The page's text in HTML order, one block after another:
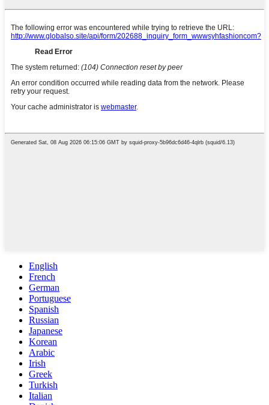
English
French
German
Portuguese
Spanish
Russian
Japanese
Korean
Arabic
Irish
Greek
Turkish
Italian